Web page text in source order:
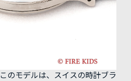
のモデルは、スイスの時計ブラ